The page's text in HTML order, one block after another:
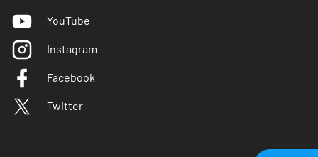
YouTube
Instagram
Facebook
Twitter